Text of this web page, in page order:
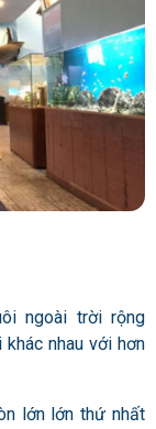
ngoài trời rộng
nhau với hơn
lớn lớn thứ nhất